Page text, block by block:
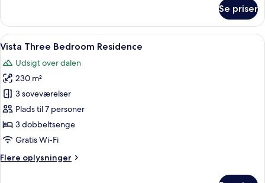
-
soveværelser
Se priser
Indlæs
alle
billeder
af
Vista
Three
Bedroom
Residence
Et moderne køkken med en central
7
Vista Three Bedroom Residence
Udsigt over dalen
230 m²
3 soveværelser
Plads til 7 personer
3 dobbeltsenge
Gratis Wi-Fi
Flere oplysninger
Flere